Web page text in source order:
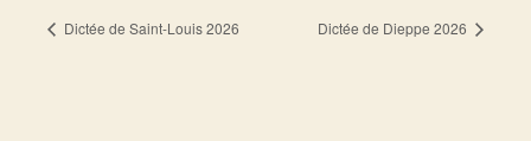
Dictée de Saint-Louis 2026 Dictée de Dieppe 2026